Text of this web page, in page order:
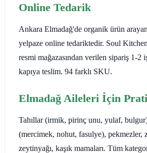
Online Tedarik
Ankara Elmadağ'de organik ürün
yelpaze online tedariktedir. Soul
resmi mağazasından verilen sipariş 1-2
kapıya teslim. 94 farklı SKU.
Elmadağ Aileleri İçin
Tahıllar (irmik, pirinç unu, yulaf,
(mercimek, nohut, fasulye), pekmezler,
zeytinyağı, kaşık mamaları. Tüm